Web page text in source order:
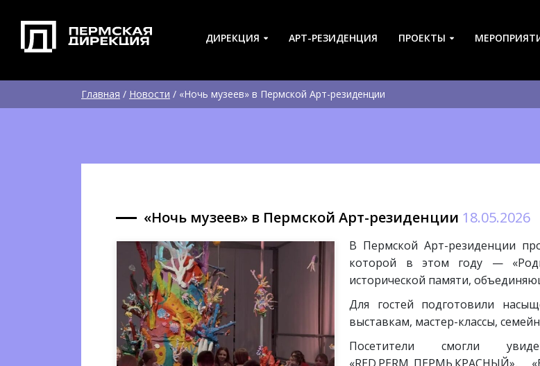
ДИРЕКЦИЯ АРТ-РЕЗИДЕНЦИЯ ПРОЕКТЫ
Главная / Новости / «Ночь музеев» в Пермской Арт-резиденции
«Ночь музеев» в Пермской Арт-резиденции 18.05.2026
В Пермской Арт-резиденции
которой в этом году —
исторической памяти,
Для гостей подготовили
выставкам, мастер-классы,
Посетители смогли